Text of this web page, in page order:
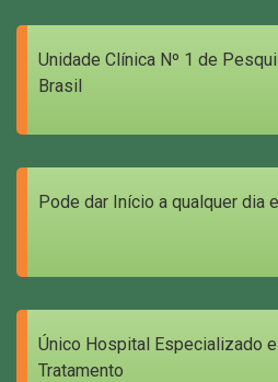
Unidade Clínica Nº 1 de
Brasil
Pode dar Início a qualquer dia
Único Hospital Especializado
Tratamento